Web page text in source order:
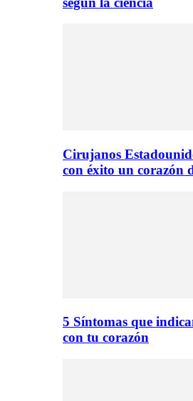
Cirujanos
con éxito un corazón
5 Síntomas que
con tu corazón